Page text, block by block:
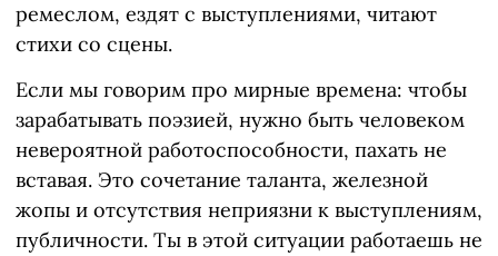
ремеслом, ездят с выступлениями, читают
стихи со сцены.
Если мы говорим про мирные времена: чтобы
зарабатывать поэзией, нужно быть человеком
невероятной работоспособности, пахать не
вставая. Это сочетание таланта, железной
жопы и отсутствия неприязни к выступлениям,
публичности. Ты в этой ситуации работаешь не